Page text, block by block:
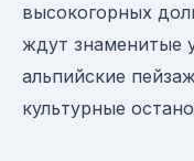
высокогорных
ждут знаменитые
альпийские
культурные